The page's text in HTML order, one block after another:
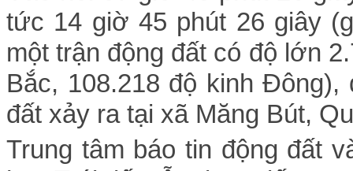
tức 14 giờ 45 phút 26 giây
một trận động đất có độ lớn
Bắc, 108.218 độ kinh
đất xảy ra tại xã Măng Bút,
Trung tâm báo tin động đất